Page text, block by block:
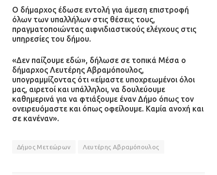
130.000 ευρώ στην Αττική
13.07.2026 | 20:44
Ασπρόπυργος: Πέθανε ένας από
τους σοβαρά εγκαυματίες της
μεγάλης έκρηξης στο εργοστάσιο
12.07.2026 | 15:07
πυροβολισμούς κατά του 20χρονου
Ο δήμαρχος έδωσε εντολή για άμεση επιστροφή
όλων των υπαλλήλων στις θέσεις τους,
πραγματοποιώντας αιφνιδιαστικούς ελέγχους στις
υπηρεσίες του δήμου.
«Δεν παίζουμε εδώ», δήλωσε σε τοπικά Μέσα ο
δήμαρχος Λευτέρης Αβραμόπουλος,
υπογραμμίζοντας ότι «είμαστε υποχρεωμένοι όλοι
μας, αιρετοί και υπάλληλοι, να δουλεύουμε
καθημερινά για να φτιάξουμε έναν Δήμο όπως τον
ονειρευόμαστε και όπως οφείλουμε. Καμία ανοχή και
σε κανέναν».
Δήμος Μετεώρων Λευτέρης Αβραμόπουλος